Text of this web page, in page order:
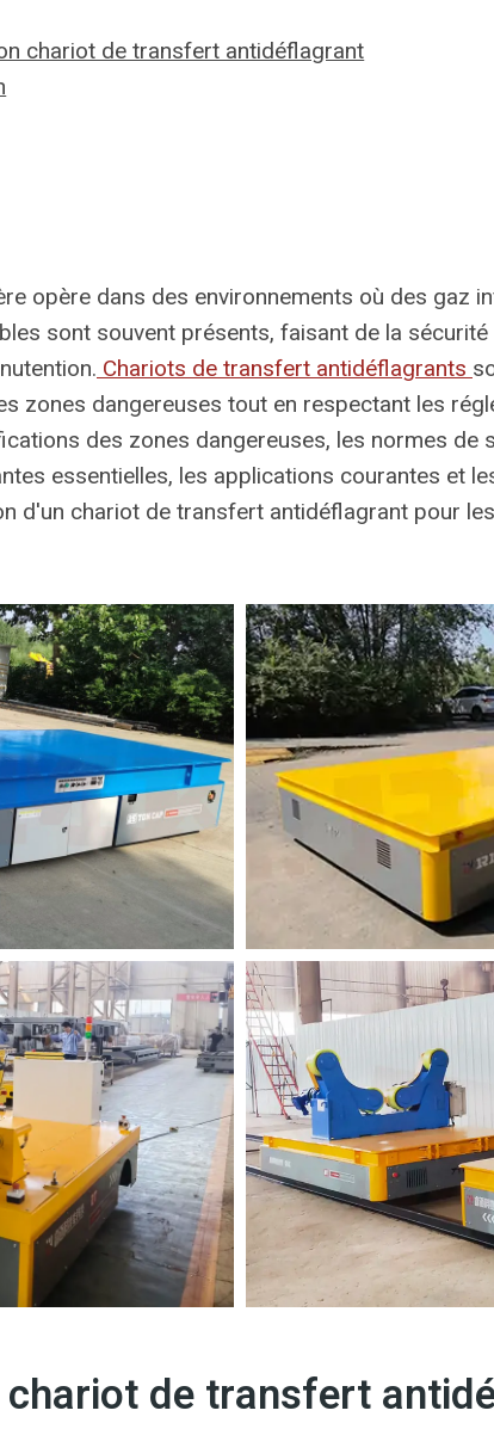
chariot de transfert antidéflagrant
opère dans des environnements où des gaz
sont souvent présents, faisant de la
Chariots de transfert antidéflagrants
zones dangereuses tout en respectant les
des zones dangereuses, les normes de
essentielles, les applications courantes et
d'un chariot de transfert antidéflagrant pour
chariot de transfert